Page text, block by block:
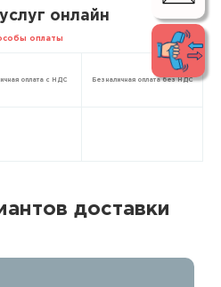
онлайн
оплаты
оплата с НДС Безналичная оплата без НДС
доставки